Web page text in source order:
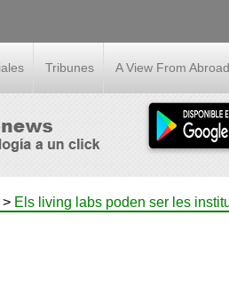
Tribunes A View From Abroad
> Els living labs poden ser les